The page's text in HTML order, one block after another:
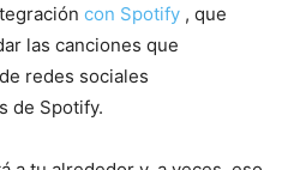
con Spotify , que
las canciones que
redes sociales
de Spotify.